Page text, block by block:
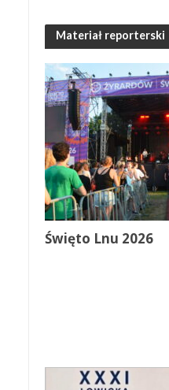
Materiał reporterski
Święto Lnu 2026